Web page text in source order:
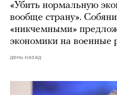
«Убить нормальную
вообще страну».
«никчемными»
экономики на военные
день назад